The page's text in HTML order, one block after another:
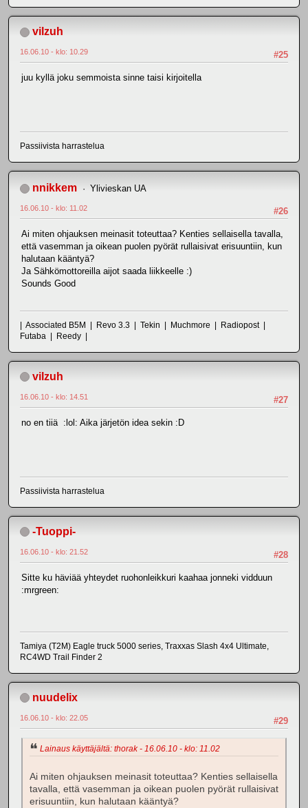
vilzuh
#25
16.06.10 - klo: 10.29
juu kyllä joku semmoista sinne taisi kirjoitella
Passiivista harrastelua
nnikkem Ylivieskan UA
#26
16.06.10 - klo: 11.02
Ai miten ohjauksen meinasit toteuttaa? Kenties sellaisella tavalla,
että vasemman ja oikean puolen pyörät rullaisivat erisuuntiin, kun
halutaan kääntyä?
Ja Sähkömottoreilla aijot saada liikkeelle :)
Sounds Good
| Associated B5M | Revo 3.3 | Tekin | Muchmore | Radiopost |
Futaba | Reedy |
vilzuh
#27
16.06.10 - klo: 14.51
no en tiiä :lol: Aika järjetön idea sekin :D
Passiivista harrastelua
-Tuoppi-
#28
16.06.10 - klo: 21.52
Sitte ku häviää yhteydet ruohonleikkuri kaahaa jonneki vidduun
:mrgreen:
Tamiya (T2M) Eagle truck 5000 series, Traxxas Slash 4x4 Ultimate,
RC4WD Trail Finder 2
nuudelix
#29
16.06.10 - klo: 22.05
Lainaus käyttäjältä: thorak - 16.06.10 - klo: 11.02
Ai miten ohjauksen meinasit toteuttaa? Kenties sellaisella
tavalla, että vasemman ja oikean puolen pyörät rullaisivat
erisuuntiin, kun halutaan kääntyä?